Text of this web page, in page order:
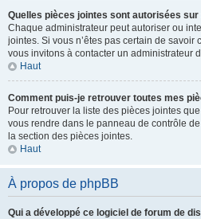
Quelles pièces jointes sont autorisées sur
Chaque administrateur peut autoriser ou
jointes. Si vous n’êtes pas certain de savoir
vous invitons à contacter un administrateur
Haut
Comment puis-je retrouver toutes mes
Pour retrouver la liste des pièces jointes
vous rendre dans le panneau de contrôle
la section des pièces jointes.
Haut
À propos de phpBB
Qui a développé ce logiciel de forum de